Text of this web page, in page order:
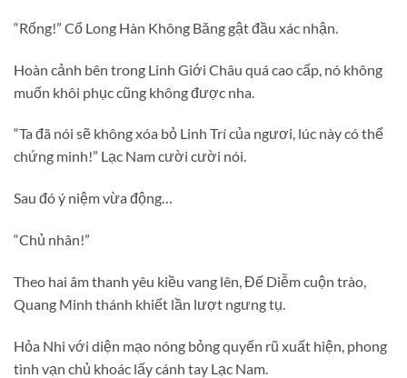
“Rống!” Cổ Long Hàn Không Băng gật đầu xác nhận.
Hoàn cảnh bên trong Linh Giới Châu quá cao cấp, nó không
muốn khôi phục cũng không được nha.
“Ta đã nói sẽ không xóa bỏ Linh Trí của ngươi, lúc này có thể
chứng minh!” Lạc Nam cười cười nói.
Sau đó ý niệm vừa động…
“Chủ nhân!”
Theo hai âm thanh yêu kiều vang lên, Đế Diễm cuộn trào,
Quang Minh thánh khiết lần lượt ngưng tụ.
Hỏa Nhi với diện mạo nóng bỏng quyến rũ xuất hiện, phong
tình vạn chủ khoác lấy cánh tay Lạc Nam.